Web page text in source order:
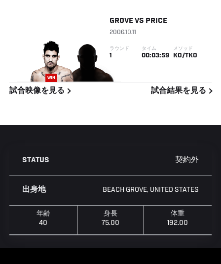
WIN
GROVE VS PRICE
2006.10.11
ラウンド
1
タイム
00:03:59
メソッド
KO/TKO
試合映像を見る 試合結果を見る
STATUS 契約外
出身地 BEACH GROVE, UNITED STATES
年齢
40
身長
75.00
体重
192.00